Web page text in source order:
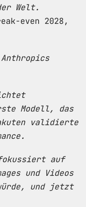
Welt.
even 2028,
Modell, das
validierte
auf
und Videos
und jetzt